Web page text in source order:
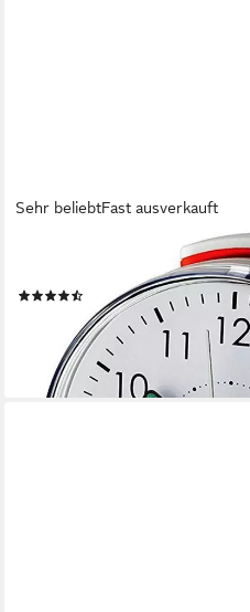
Sehr beliebtFast ausverkauft
Funkwecker TFA 60.1513
ab 26,99 €
lieferbar - in 2-3 Werktagen bei dir